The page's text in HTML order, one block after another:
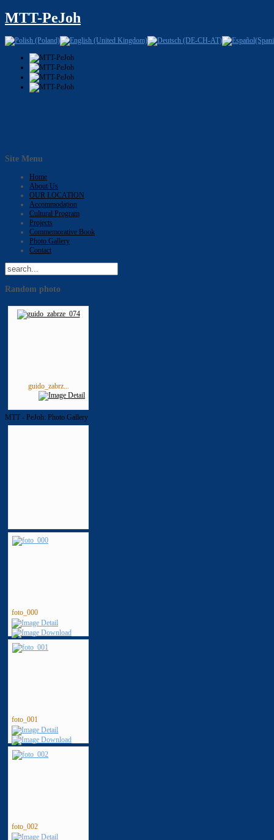
MTT-PeJoh
Site Menu
Home
About Us
OUR LOCATION
Accommodation
Cultural Program
Projects
Commemorative Book
Photo Gallery
Contact
Random photo
guido_zabrz...
MTT - PeJoh: Photo Gallery
foto_000
foto_001
foto_002